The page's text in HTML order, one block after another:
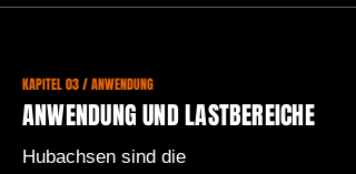
KAPITEL 03 / ANWENDUNG
ANWENDUNG UND LASTBEREICHE
Hubachsen sind die